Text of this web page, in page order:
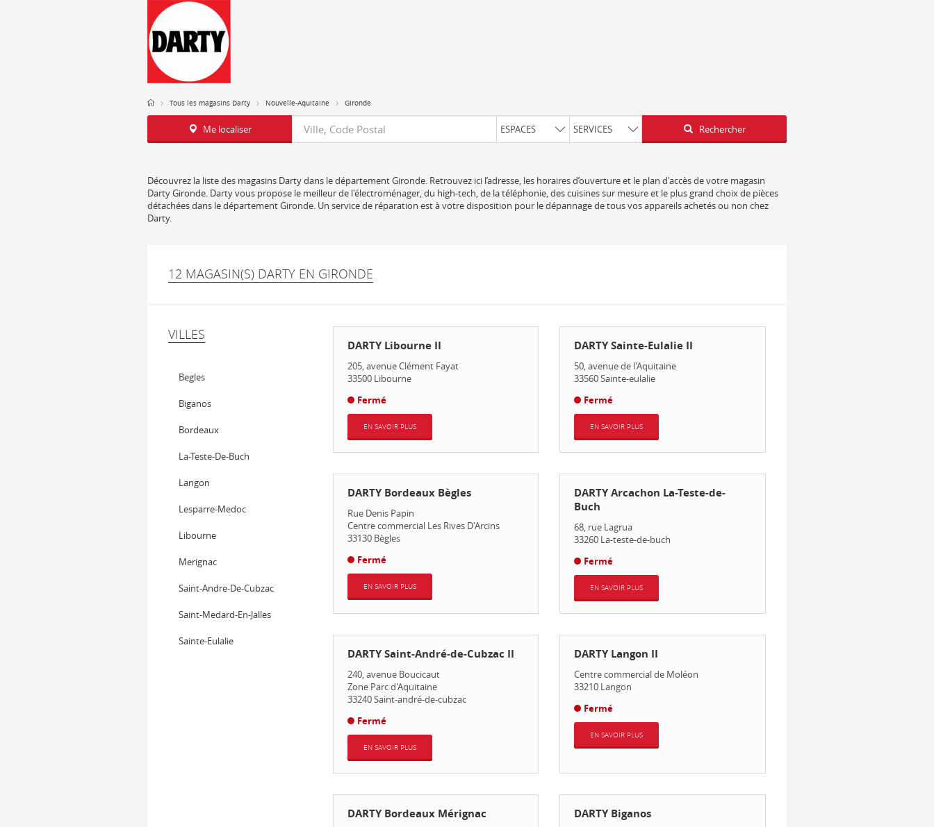
Tous les magasins Darty Nouvelle-Aquitaine Gironde
Me localiser Requête ESPACES SERVICES Latitude
Longitude Rechercher
Découvrez la liste des magasins Darty dans le département Gironde. Retrouvez ici l’adresse, les horaires d’ouverture et le plan d'accès de votre magasin
Darty Gironde. Darty vous propose le meilleur de l'électroménager, du high-tech, de la téléphonie, des cuisines sur mesure et le plus grand choix de pièces
détachées dans le département Gironde. Un service de réparation est à votre disposition pour le dépannage de tous vos appareils achetés ou non chez
Darty.
12 MAGASIN(S) DARTY EN GIRONDE
VILLES
Begles
Biganos
Bordeaux
La-Teste-De-Buch
Langon
Lesparre-Medoc
Libourne
Merignac
Saint-Andre-De-Cubzac
Saint-Medard-En-Jalles
Sainte-Eulalie
DARTY Libourne II
205, avenue Clément Fayat
33500 Libourne
Fermé
EN SAVOIR PLUS
DARTY Sainte-Eulalie II
50, avenue de l'Aquitaine
33560Sainte-eulalie
Fermé
EN SAVOIR PLUS
DARTY Bordeaux Bègles
Rue Denis Papin
Centre commercial Les Rives D'Arcins
33130 Bègles
Fermé
EN SAVOIR PLUS
DARTY Arcachon La-Teste-de-
Buch
68, rue Lagrua
33260 La-teste-de-buch
Fermé
EN SAVOIR PLUS
DARTY Saint-André-de-Cubzac II
240, avenue Boucicaut
Zone Parc d'Aquitaine
33240Saint-andré-de-cubzac
Fermé
EN SAVOIR PLUS
DARTY Langon II
Centre commercial de Moléon
33210 Langon
Fermé
EN SAVOIR PLUS
DARTY Bordeaux Mérignac DARTY Biganos